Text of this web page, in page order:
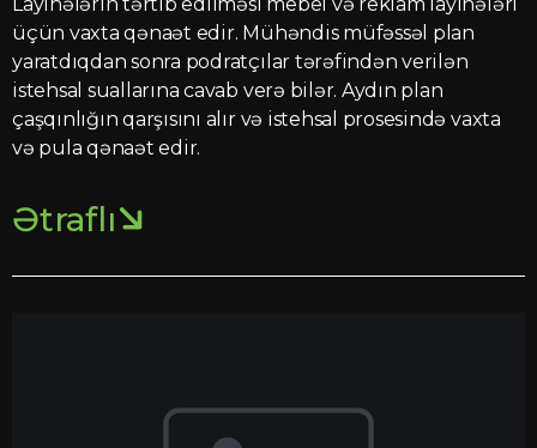
üçün vaxta qənaət edir. Mühəndis müfəssəl plan
yaratdıqdan sonra podratçılar tərəfindən verilən
istehsal suallarına cavab verə bilər. Aydın plan
çaşqınlığın qarşısını alır və istehsal prosesində vaxta
və pula qənaət edir.
Ətraflı